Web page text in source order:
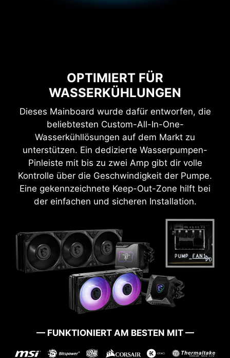
OPTIMIERT FÜR
WASSERKÜHLUNGEN
Dieses Mainboard wurde dafür entworfen, die
beliebtesten Custom-All-In-One-
Wasserkühllösungen auf dem Markt zu
unterstützen. Ein dedizierte Wasserpumpen-
Pinleiste mit bis zu zwei Amp gibt dir volle
Kontrolle über die Geschwindigkeit der Pumpe.
Eine gekennzeichnete Keep-Out-Zone hilft bei
der einfachen und sicheren Installation.
— FUNKTIONIERT AM BESTEN MIT —
BOOT UP GUARANTEED
Hast du Probleme bei der Aktualisierung deines
BIOS oder ist es irgendwie beschädigt worden?
Keine Sorge, MSI Mainboards bieten mehrere
Möglichkeiten, um dein System wieder
erfolgreich zu starten.